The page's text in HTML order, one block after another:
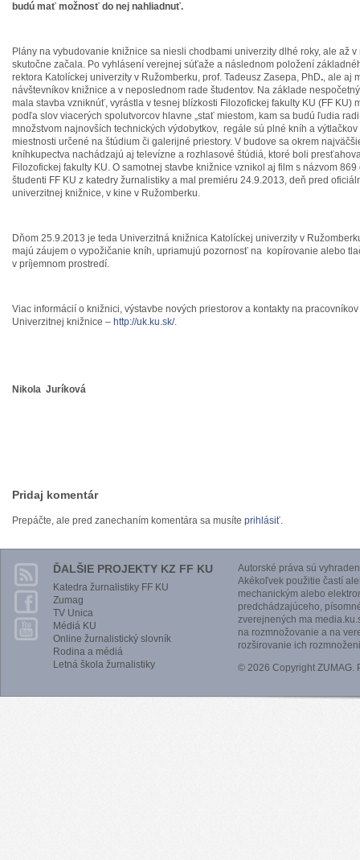
budú mať možnosť do nej nahliadnuť.
Plány na vybudovanie knižnice sa niesli chodbami univerzity dlhé roky, ale až
skutočne začala. Po vyhlásení verejnej súťaže a následnom položení
rektora Katolíckej univerzity v Ružomberku, prof. Tadeusz Zasepa, PhD., ale aj
návštevníkov knižnice a v neposlednom rade študentov. Na základe
mala stavba vzniknúť, vyrástla v tesnej blízkosti Filozofickej fakulty KU (FF KU)
podľa slov viacerých spolutvorcov hlavne „stať miestom, kam sa budú ľudia
množstvom najnovších technických výdobytkov, regále sú plné kníh a
miestnosti určené na štúdium či galerijné priestory. V budove sa okrem
kníhkupectva nachádzajú aj televízne a rozhlasové štúdiá, ktoré boli
Filozofickej fakulty KU. O samotnej stavbe knižnice vznikol aj film s názvom
študenti FF KU z katedry žurnalistiky a mal premiéru 24.9.2013, deň pred
univerzitnej knižnice, v kine v Ružomberku.
Dňom 25.9.2013 je teda Univerzitná knižnica Katolíckej univerzity v
majú záujem o vypožičanie kníh, upriamujú pozornosť na kopírovanie alebo
v príjemnom prostredí.
Viac informácií o knižnici, výstavbe nových priestorov a kontakty na
Univerzitnej knižnice – http://uk.ku.sk/.
Nikola Juríková
Pridaj komentár
Prepáčte, ale pred zanechaním komentára sa musíte prihlásiť.
ĎALŠIE PROJEKTY KZ FF KU
Katedra žurnalistiky FF KU
Zumag
TV Unica
Médiá KU
Online žurnalistický slovník
Rodina a médiá
Letná škola žurnalistiky
Autorské práva sú
Akékoľvek použitie častí
mechanickým alebo
predchádzajúceho,
zverejnených ma
na rozmnožovanie a na
rozširovanie ich
© 2026 Copyright ZUMAG.